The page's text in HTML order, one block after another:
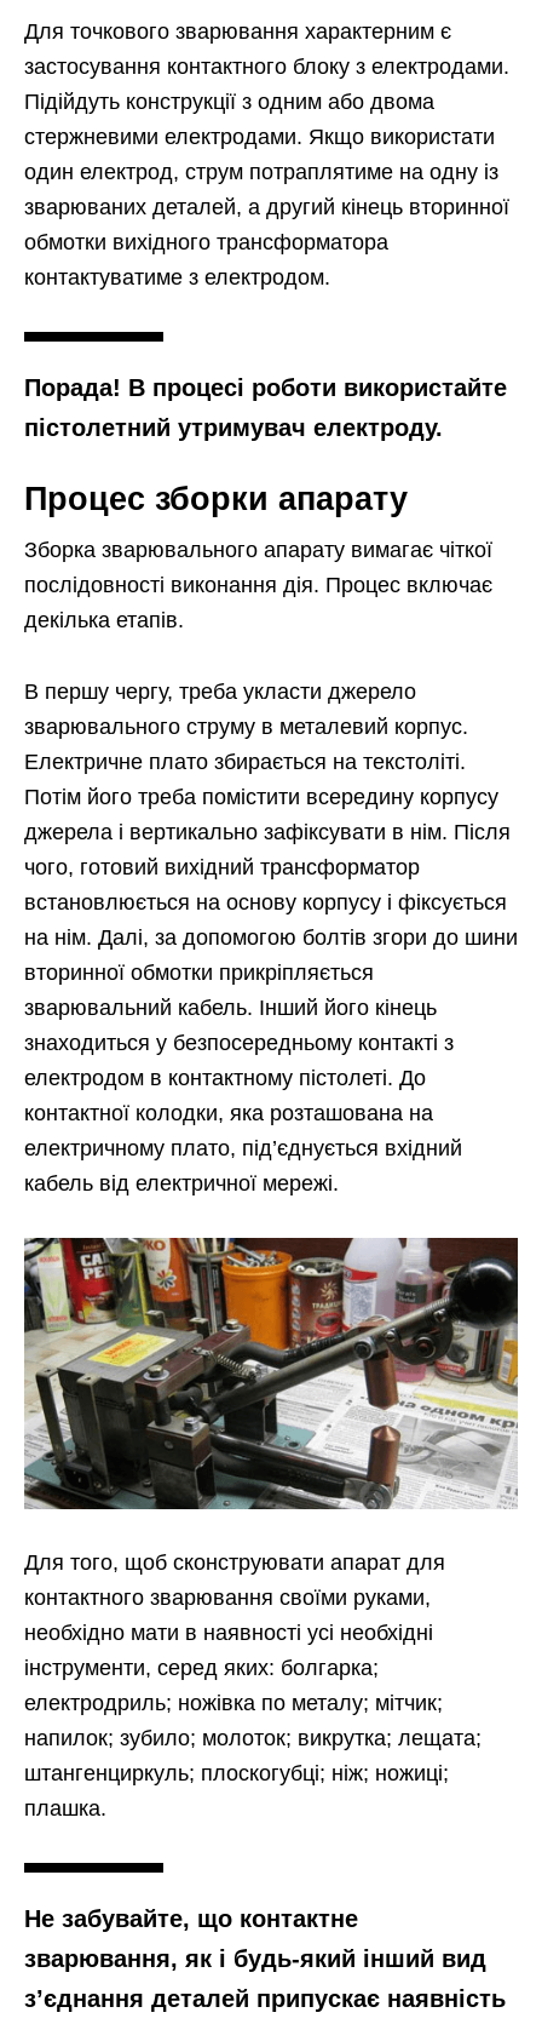
Для точкового зварювання характерним є
застосування контактного блоку з електродами.
Підійдуть конструкції з одним або двома
стержневими електродами. Якщо використати
один електрод, струм потраплятиме на одну із
зварюваних деталей, а другий кінець вторинної
обмотки вихідного трансформатора
контактуватиме з електродом.
Порада! В процесі роботи використайте
пістолетний утримувач електроду.
Процес зборки апарату
Зборка зварювального апарату вимагає чіткої
послідовності виконання дія. Процес включає
декілька етапів.
В першу чергу, треба укласти джерело
зварювального струму в металевий корпус.
Електричне плато збирається на текстоліті.
Потім його треба помістити всередину корпусу
джерела і вертикально зафіксувати в нім. Після
чого, готовий вихідний трансформатор
встановлюється на основу корпусу і фіксується
на нім. Далі, за допомогою болтів згори до шини
вторинної обмотки прикріпляється
зварювальний кабель. Інший його кінець
знаходиться у безпосередньому контакті з
електродом в контактному пістолеті. До
контактної колодки, яка розташована на
електричному плато, під’єднується вхідний
кабель від електричної мережі.
Для того, щоб сконструювати апарат для
контактного зварювання своїми руками,
необхідно мати в наявності усі необхідні
інструменти, серед яких: болгарка;
електродриль; ножівка по металу; мітчик;
напилок; зубило; молоток; викрутка; лещата;
штангенциркуль; плоскогубці; ніж; ножиці;
плашка.
Не забувайте, що контактне
зварювання, як і будь-який інший вид
з’єднання деталей припускає наявність